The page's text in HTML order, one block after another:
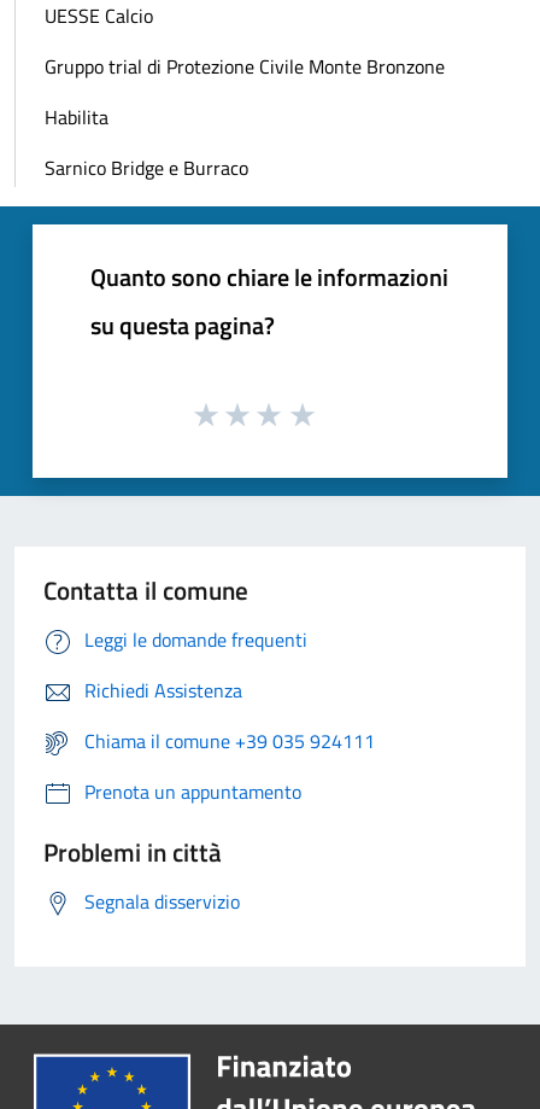
UESSE Calcio
Gruppo trial di Protezione Civile Monte Bronzone
Habilita
Sarnico Bridge e Burraco
Quanto sono chiare le informazioni
su questa pagina?
Contatta il comune
Leggi le domande frequenti
Richiedi Assistenza
Chiama il comune +39 035 924111
Prenota un appuntamento
Problemi in città
Segnala disservizio